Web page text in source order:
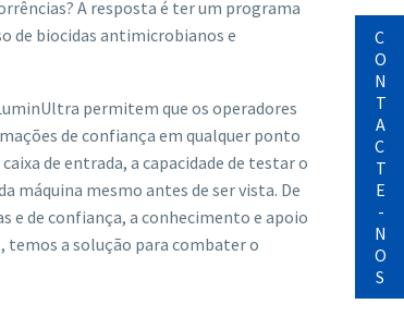
A resposta é ter um programa
de biocidas antimicrobianos e
permitem que os operadores
de confiança em qualquer ponto
de entrada, a capacidade de testar o
máquina mesmo antes de ser vista. De
e de confiança, a conhecimento e apoio
a solução para combater o
CONTACTE-NOS